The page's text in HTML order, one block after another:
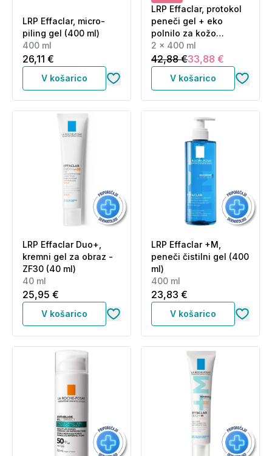
LRP Effaclar, micro-
piling gel (400 ml)
400 ml
26,11 €
V košarico
LRP Effaclar, protokol
peneči gel + eko
polnilo za kožo
nagnjeno k aknam in
nepravilnostim (2 x
400 ml)
2 x 400 ml
42,88 €33,88 €
V košarico
LRP Effaclar Duo+,
kremni gel za obraz -
ZF30 (40 ml)
40 ml
25,95 €
V košarico
LRP Effaclar +M,
peneči čistilni gel (400
ml)
400 ml
23,83 €
V košarico